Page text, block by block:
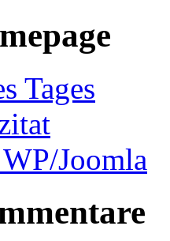
Tages
Joomla